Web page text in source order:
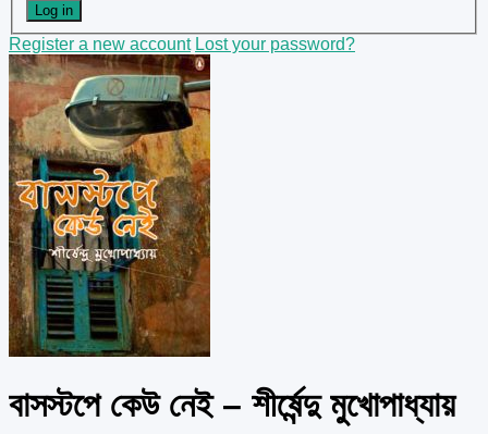
Register a new account Lost your password?
বাসস্টপে কেউ নেই – শীর্ষেন্দু মুখোপাধ্যায়